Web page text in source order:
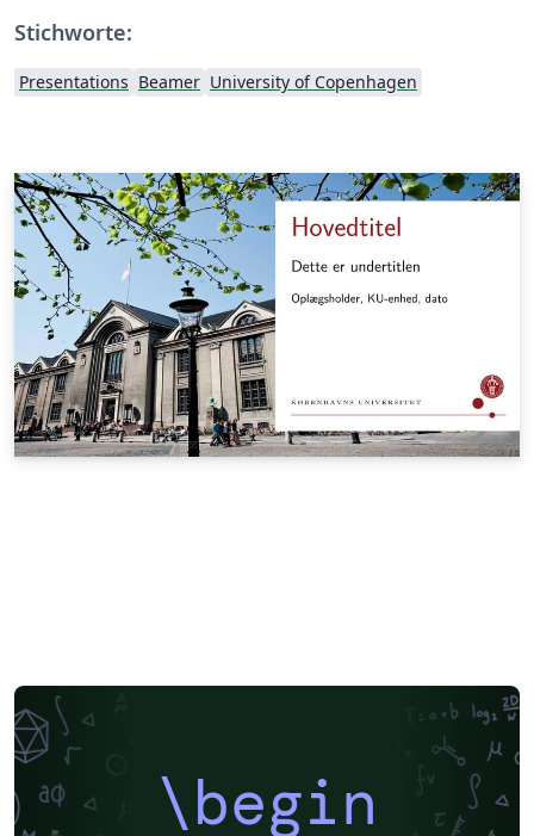
Stichworte:
Presentations Beamer University of Copenhagen
\begin